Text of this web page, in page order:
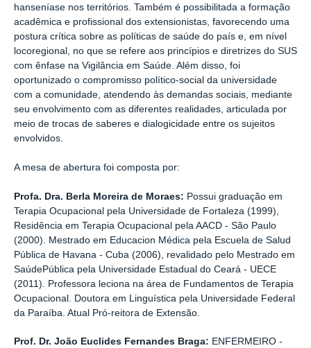
hanseníase nos territórios. Também é possibilitada a formação
acadêmica e profissional dos extensionistas, favorecendo uma
postura crítica sobre as políticas de saúde do país e, em nível
locoregional, no que se refere aos princípios e diretrizes do SUS
com ênfase na Vigilância em Saúde. Além disso, foi
oportunizado o compromisso político-social da universidade
com a comunidade, atendendo às demandas sociais, mediante
seu envolvimento com as diferentes realidades, articulada por
meio de trocas de saberes e dialogicidade entre os sujeitos
envolvidos.
A mesa de abertura foi composta por:
Profa. Dra. Berla Moreira de Moraes: Possui graduação em
Terapia Ocupacional pela Universidade de Fortaleza (1999),
Residência em Terapia Ocupacional pela AACD - São Paulo
(2000). Mestrado em Educacion Médica pela Escuela de Salud
Pública de Havana - Cuba (2006), revalidado pelo Mestrado em
SaúdePública pela Universidade Estadual do Ceará - UECE
(2011). Professora leciona na área de Fundamentos de Terapia
Ocupacional. Doutora em Linguística pela Universidade Federal
da Paraíba. Atual Pró-reitora de Extensão.
Prof. Dr. João Euclides Fernandes Braga: ENFERMEIRO -